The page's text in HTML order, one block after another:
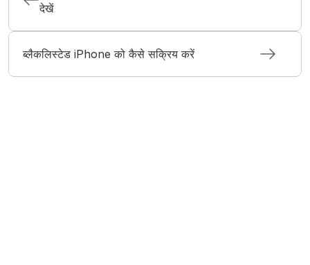
देखें
ब्लैकलिस्टेड iPhone को कैसे सक्रिय करें